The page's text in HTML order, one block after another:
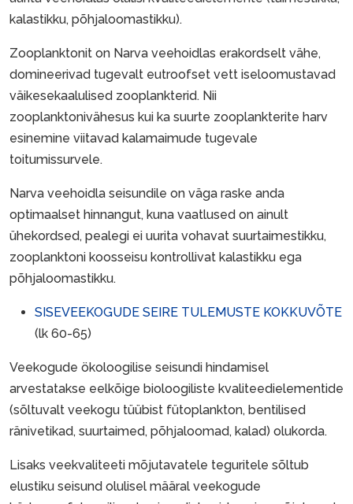
kalastikku, põhjaloomastikku).
Zooplanktonit on Narva veehoidlas erakordselt vähe,
domineerivad tugevalt eutroofset vett iseloomustavad
väikesekaalulised zooplankterid. Nii
zooplanktonivähesus kui ka suurte zooplankterite harv
esinemine viitavad kalamaimude tugevale
toitumissurvele.
Narva veehoidla seisundile on väga raske anda
optimaalset hinnangut, kuna vaatlused on ainult
ühekordsed, pealegi ei uurita vohavat suurtaimestikku,
zooplanktoni koosseisu kontrollivat kalastikku ega
põhjaloomastikku.
SISEVEEKOGUDE SEIRE TULEMUSTE KOKKUVÕTE
(lk 60-65)
Veekogude ökoloogilise seisundi hindamisel
arvestatakse eelkõige bioloogiliste kvaliteedielementide
(sõltuvalt veekogu tüübist fütoplankton, bentilised
ränivetikad, suurtaimed, põhjaloomad, kalad) olukorda.
Lisaks veekvaliteeti mõjutavatele teguritele sõltub
elustiku seisund olulisel määral veekogude